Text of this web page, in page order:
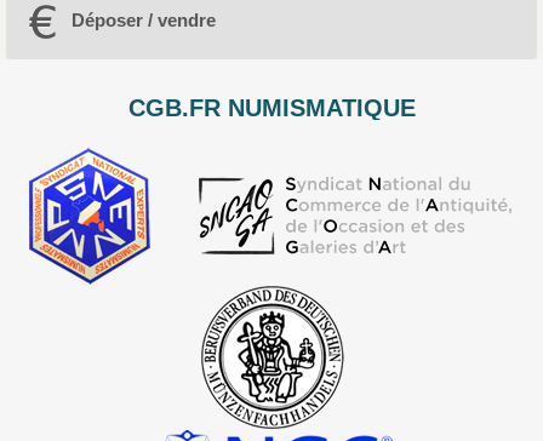
Déposer / vendre
CGB.FR NUMISMATIQUE